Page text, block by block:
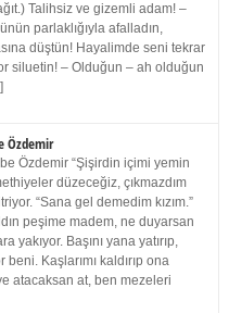
Talihsiz ve gizemli adam! –
parlaklığıyla afalladın,
düştün! Hayalimde seni tekrar
siluetin! – Olduğun – ah olduğun
Özdemir
Özdemir “Şişirdin içimi yemin
düzeceğiz, çıkmazdım
“Sana gel demedim kızım.”
peşime madem, ne duyarsan
yakıyor. Başını yana yatırıp,
Kaşlarımı kaldırıp ona
atacaksan at, ben mezeleri